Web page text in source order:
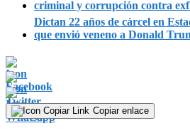
criminal y corrupción contra
Dictan 22 años de cárcel en
que envió veneno a Donald
Copiar enlace